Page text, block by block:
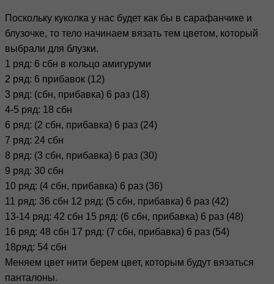
Поскольку куколка у нас будет как бы в сарафанчике и
блузочке, то тело начинаем вязать тем цветом, который
выбрали для блузки.
1 ряд: 6 сбн в кольцо амигуруми
2 ряд: 6 прибавок (12)
3 ряд: (сбн, прибавка) 6 раз (18)
4-5 ряд: 18 сбн
6 ряд: (2 сбн, прибавка) 6 раз (24)
7 ряд: 24 сбн
8 ряд: (3 сбн, прибавка) 6 раз (30)
9 ряд: 30 сбн
10 ряд: (4 сбн, прибавка) 6 раз (36)
11 ряд: 36 сбн 12 ряд: (5 сбн, прибавка) 6 раз (42)
13-14 ряд: 42 сбн 15 ряд: (6 сбн, прибавка) 6 раз (48)
16 ряд: 48 сбн 17 ряд: (7 сбн, прибавка) 6 раз (54)
18ряд: 54 сбн
Меняем цвет нити берем цвет, которым будут вязаться
панталоны.